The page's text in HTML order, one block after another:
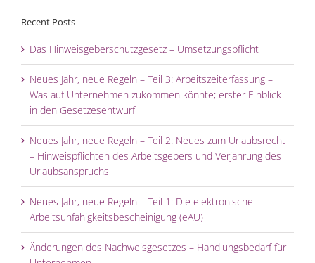
Recent Posts
Das Hinweisgeberschutzgesetz – Umsetzungspflicht
Neues Jahr, neue Regeln – Teil 3: Arbeitszeiterfassung –
Was auf Unternehmen zukommen könnte; erster Einblick
in den Gesetzesentwurf
Neues Jahr, neue Regeln – Teil 2: Neues zum Urlaubsrecht
– Hinweispflichten des Arbeitsgebers und Verjährung des
Urlaubsanspruchs
Neues Jahr, neue Regeln – Teil 1: Die elektronische
Arbeitsunfähigkeitsbescheinigung (eAU)
Änderungen des Nachweisgesetzes – Handlungsbedarf für